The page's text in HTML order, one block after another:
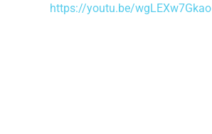
https://youtu.be/wgLEXw7Gkao